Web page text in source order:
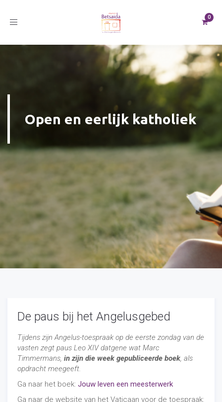
Toggle
Open en eerlijk katholiek
De paus bij het Angelusgebed
Tijdens zijn Angelus-toespraak op de eerste zondag van de
vasten zegt paus Leo XIV datgene wat Marc
Timmermans, in zijn die week gepubliceerde boek, als
opdracht meegeeft.
Ga naar het boek: Jouw leven een meesterwerk
Ga naar de website van het Vaticaan voor de toespraak: